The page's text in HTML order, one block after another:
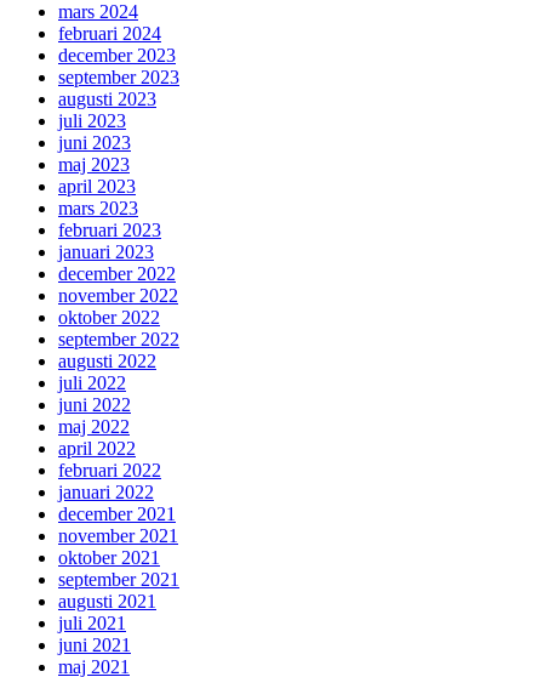
mars 2024
februari 2024
december 2023
september 2023
augusti 2023
juli 2023
juni 2023
maj 2023
april 2023
mars 2023
februari 2023
januari 2023
december 2022
november 2022
oktober 2022
september 2022
augusti 2022
juli 2022
juni 2022
maj 2022
april 2022
februari 2022
januari 2022
december 2021
november 2021
oktober 2021
september 2021
augusti 2021
juli 2021
juni 2021
maj 2021